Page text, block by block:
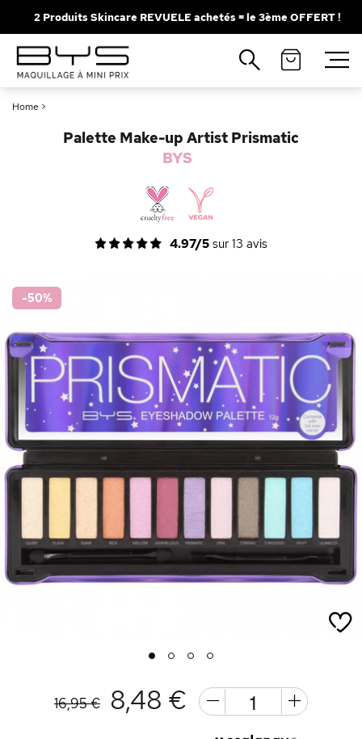
2 Produits Skincare REVUELE achetés = le 3ème OFFERT !
Home >
Palette Make-up Artist Prismatic
BYS
4.97/5 sur 13 avis
-50%
1 2 3 4
16,95 € 8,48 €
Fermer
Recherches populaires